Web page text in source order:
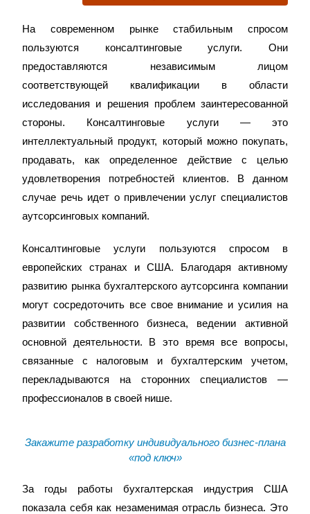
На современном рынке стабильным спросом
пользуются консалтинговые услуги. Они
предоставляются независимым лицом
соответствующей квалификации в области
исследования и решения проблем заинтересованной
стороны. Консалтинговые услуги — это
интеллектуальный продукт, который можно покупать,
продавать, как определенное действие с целью
удовлетворения потребностей клиентов. В данном
случае речь идет о привлечении услуг специалистов
аутсорсинговых компаний.
Консалтинговые услуги пользуются спросом в
европейских странах и США. Благодаря активному
развитию рынка бухгалтерского аутсорсинга компании
могут сосредоточить все свое внимание и усилия на
развитии собственного бизнеса, ведении активной
основной деятельности. В это время все вопросы,
связанные с налоговым и бухгалтерским учетом,
перекладываются на сторонних специалистов —
профессионалов в своей нише.
Закажите разработку индивидуального бизнес-плана
«под ключ»
За годы работы бухгалтерская индустрия США
показала себя как незаменимая отрасль бизнеса. Это